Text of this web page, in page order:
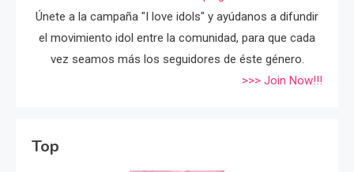
Únete a la campaña "I love idols" y ayúdanos a difundir
el movimiento idol entre la comunidad, para que cada
vez seamos más los seguidores de éste género.
>>> Join Now!!!
Top